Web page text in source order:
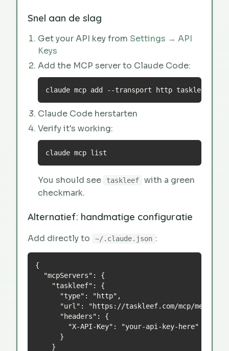
Snel aan de slag
Get your API key from Settings → API
Keys
Add the MCP server to Claude Code:
claude mcp add --transport http taskleef
Claude Code herstarten
Verify it's working:
claude mcp list
You should see taskleef
with a green
checkmark.
Alternatief: handmatige configuratie
Add directly to ~/.claude.json :
{
  "mcpServers": {
    "taskleef": {
      "type": "http",
"url": "https://taskleef.com/mcp/
      "headers": {
        "X-API-Key": "your-api-key-here"
      }
    }